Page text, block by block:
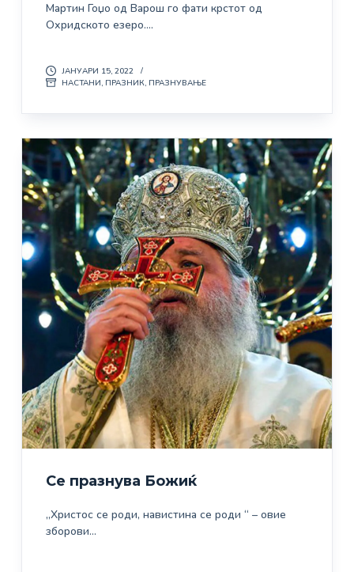
Мартин Гоџо од Варош го фати крстот од
Охридското езеро.…
ЈАНУАРИ 15, 2022
НАСТАНИ, ПРАЗНИК, ПРАЗНУВАЊЕ
Се празнува Божиќ
„Христос се роди, навистина се роди “ – овие
зборови…